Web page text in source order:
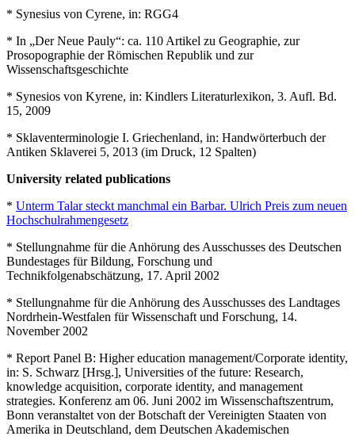
* Synesius von Cyrene, in: RGG4
* In „Der Neue Pauly“: ca. 110 Artikel zu Geographie, zur
Prosopographie der Römischen Republik und zur
Wissenschaftsgeschichte
* Synesios von Kyrene, in: Kindlers Literaturlexikon, 3. Aufl. Bd.
15, 2009
* Sklaventerminologie I. Griechenland, in: Handwörterbuch der
Antiken Sklaverei 5, 2013 (im Druck, 12 Spalten)
University related publications
* Unterm Talar steckt manchmal ein Barbar. Ulrich Preis zum neuen
Hochschulrahmengesetz
* Stellungnahme für die Anhörung des Ausschusses des Deutschen
Bundestages für Bildung, Forschung und
Technikfolgenabschätzung, 17. April 2002
* Stellungnahme für die Anhörung des Ausschusses des Landtages
Nordrhein-Westfalen für Wissenschaft und Forschung, 14.
November 2002
* Report Panel B: Higher education management/Corporate identity,
in: S. Schwarz [Hrsg.], Universities of the future: Research,
knowledge acquisition, corporate identity, and management
strategies. Konferenz am 06. Juni 2002 im Wissenschaftszentrum,
Bonn veranstaltet von der Botschaft der Vereinigten Staaten von
Amerika in Deutschland, dem Deutschen Akademischen